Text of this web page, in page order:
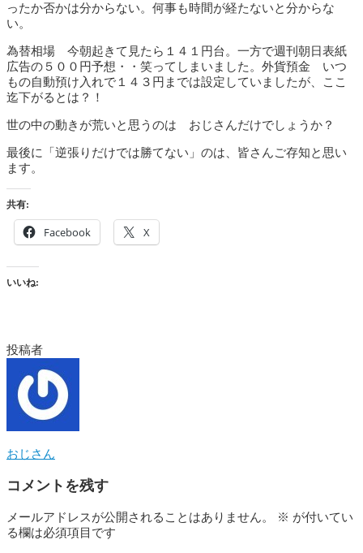
ったか否かは分からない。何事も時間が経たないと分からな
い。
為替相場 今朝起きて見たら１４１円台。一方で週刊朝日表紙
広告の５００円予想・・笑ってしまいました。外貨預金 いつ
もの自動預け入れで１４３円までは設定していましたが、ここ
迄下がるとは？！
世の中の動きが荒いと思うのは おじさんだけでしょうか？
最後に「逆張りだけでは勝てない」のは、皆さんご存知と思い
ます。
共有:
Facebook X
いいね:
投稿者
おじさん
コメントを残す
メールアドレスが公開されることはありません。 ※ が付いてい
る欄は必須項目です